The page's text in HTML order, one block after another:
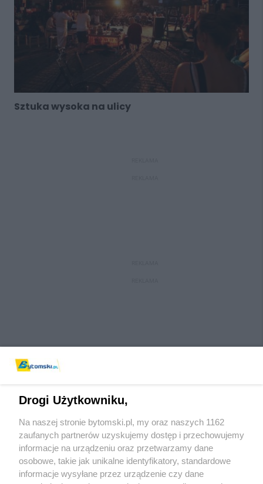
Sztuka wysoka na ulicy
Wydawca mediów lokalnych
Drogi Użytkowniku,
Na naszej stronie bytomski.pl, my oraz naszych 1162
zaufanych partnerów uzyskujemy dostęp i przechowujemy
informacje na urządzeniu oraz przetwarzamy dane
osobowe, takie jak unikalne identyfikatory, standardowe
informacje wysyłane przez urządzenie czy dane